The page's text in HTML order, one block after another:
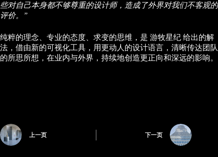
些对自己本身都不够尊重的设计师，造成了外界对我们不客观的
评价。”
纯粹的理念、专业的态度、求变的思维，是 游牧星纪 给出的解
法，借由新的可视化工具，用更动人的设计语言，清晰传达团队
的所思所想，在业内与外界，持续地创造更正向和深远的影响。
上一页 下一页